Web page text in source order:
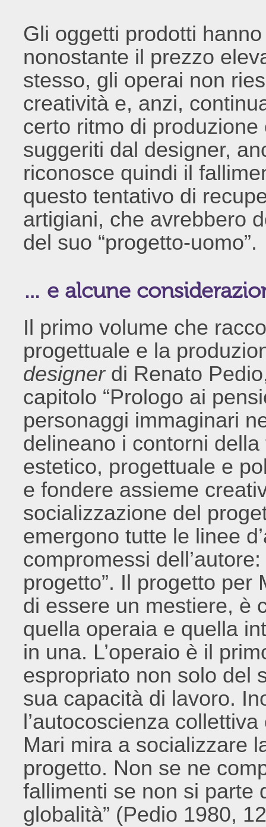
Gli oggetti prodotti
nonostante il prezzo
stesso, gli operai non
creatività e, anzi,
certo ritmo di
suggeriti dal designer,
riconosce quindi il
questo tentativo di
artigiani, che avrebbero
del suo “progetto-uomo”.
… e alcune
Il primo volume che
progettuale e la
designerdi Renato
capitolo “Prologo ai
personaggi immaginari
delineano i contorni
estetico, progettuale e
e fondere assieme
socializzazione del
emergono tutte le linee
compromessi
progetto”. Il progetto per
di essere un mestiere, è
quella operaia e quella
in una. L’operaio è il
espropriato non solo del
sua capacità di lavoro.
l’autocoscienza
Mari mira a socializzare
progetto. Non se ne
fallimenti se non si parte
globalità” (Pedio 1980,